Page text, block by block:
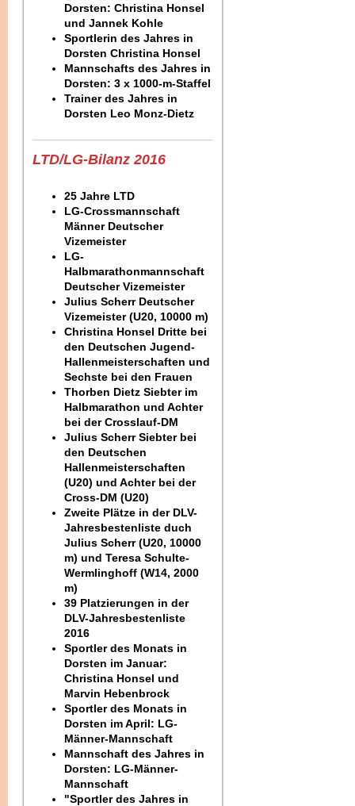
Dorsten: Christina Honsel
und Jannek Kohle
Sportlerin des Jahres in
Dorsten Christina Honsel
Mannschafts des Jahres in
Dorsten: 3 x 1000-m-Staffel
Trainer des Jahres in
Dorsten Leo Monz-Dietz
LTD/LG-Bilanz 2016
25 Jahre LTD
LG-Crossmannschaft
Männer Deutscher
Vizemeister
LG-
Halbmarathonmannschaft
Deutscher Vizemeister
Julius Scherr Deutscher
Vizemeister (U20, 10000 m)
Christina Honsel Dritte bei
den Deutschen Jugend-
Hallenmeisterschaften und
Sechste bei den Frauen
Thorben Dietz Siebter im
Halbmarathon und Achter
bei der Crosslauf-DM
Julius Scherr Siebter bei
den Deutschen
Hallenmeisterschaften
(U20) und Achter bei der
Cross-DM (U20)
Zweite Plätze in der DLV-
Jahresbestenliste duch
Julius Scherr (U20, 10000
m) und Teresa Schulte-
Wermlinghoff (W14, 2000
m)
39 Platzierungen in der
DLV-Jahresbestenliste
2016
Sportler des Monats in
Dorsten im Januar:
Christina Honsel und
Marvin Hebenbrock
Sportler des Monats in
Dorsten im April: LG-
Männer-Mannschaft
Mannschaft des Jahres in
Dorsten: LG-Männer-
Mannschaft
"Sportler des Jahres in